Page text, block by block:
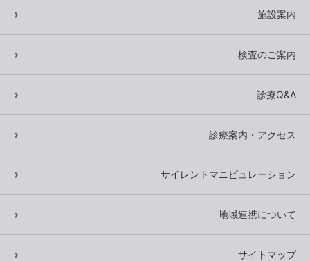
施設案内
検査のご案内
診療Q&A
診療案内・アクセス
サイレントマニピュレーション
地域連携について
サイトマップ